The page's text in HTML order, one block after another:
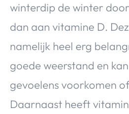
winterdip de winter
dan aan vitamine D.
namelijk heel erg
goede weerstand en
gevoelens voorkomen
Daarnaast heeft